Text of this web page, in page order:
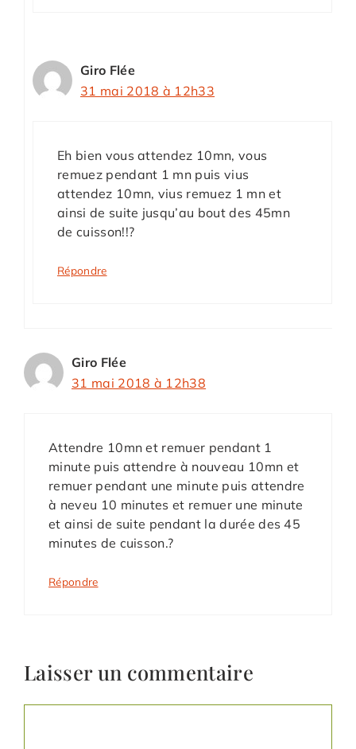
Giro Flée
31 mai 2018 à 12h33
Eh bien vous attendez 10mn, vous
remuez pendant 1 mn puis vius
attendez 10mn, vius remuez 1 mn et
ainsi de suite jusqu’au bout des 45mn
de cuisson!!?
Répondre
Giro Flée
31 mai 2018 à 12h38
Attendre 10mn et remuer pendant 1
minute puis attendre à nouveau 10mn et
remuer pendant une minute puis attendre
à neveu 10 minutes et remuer une minute
et ainsi de suite pendant la durée des 45
minutes de cuisson.?
Répondre
Laisser un commentaire